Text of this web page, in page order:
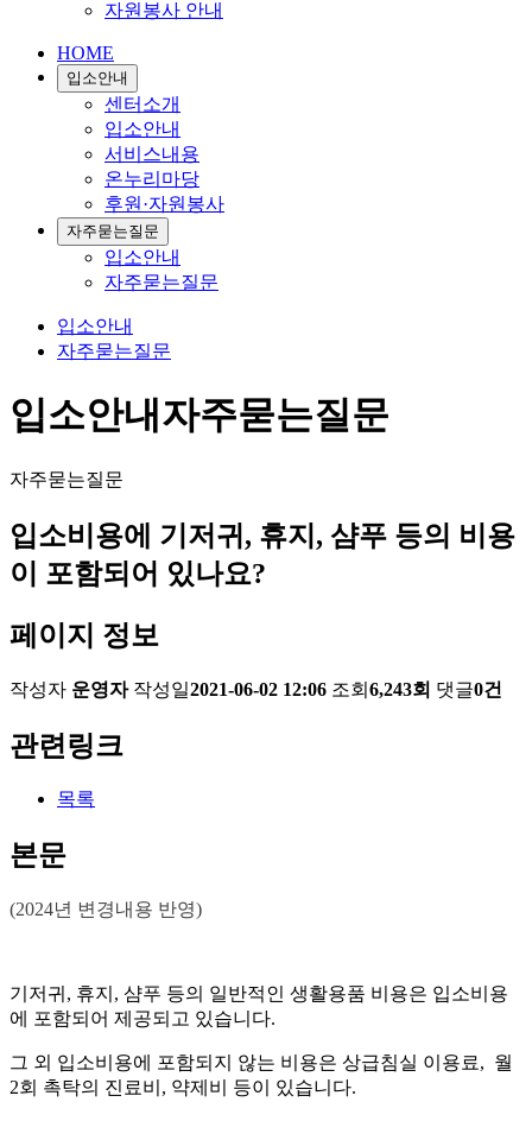
자원봉사 안내
HOME
입소안내
센터소개
입소안내
서비스내용
온누리마당
후원·자원봉사
자주묻는질문
입소안내
자주묻는질문
입소안내
자주묻는질문
입소안내자주묻는질문
자주묻는질문
입소비용에 기저귀, 휴지, 샴푸 등의 비용
이 포함되어 있나요?
페이지 정보
작성자 운영자 작성일2021-06-02 12:06 조회 6,243회 댓글0건
관련링크
목록
본문
(2024년 변경내용 반영)
기저귀, 휴지, 샴푸 등의 일반적인 생활용품 비용은 입소비용
에 포함되어 제공되고 있습니다.
그 외 입소비용에 포함되지 않는 비용은 상급침실 이용료, 월
2회 촉탁의 진료비, 약제비 등이 있습니다.